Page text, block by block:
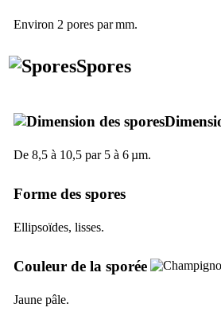
Environ 2 pores par mm.
Spores
De 8,5 à 10,5 par 5 à 6 µm.
Forme des spores
Ellipsoïdes, lisses.
Couleur de la sporée
Jaune pâle.